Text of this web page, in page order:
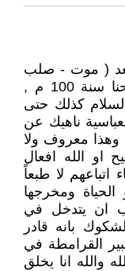
بعد ( موت - صلب
-قيامة ) المسيح واخر انجيل كتبه يوحنا سنة 100 م ,
كذلك حتى
ناهيك عن
وهذا معروف ولا
او الله افعال
لا طبعاً
ومخرجها
ان يتدخل في
بانه قادر
القرامطة في
والله انا يخلق